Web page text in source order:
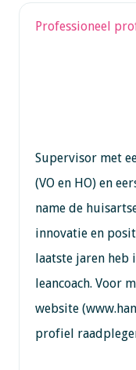
Professioneel
Supervisor met
(VO en HO) en
name de
innovatie en
laatste jaren heb
leancoach. Voor
website
profiel